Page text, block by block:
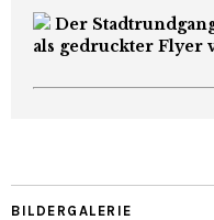
Der
als gedruckter Flyer
BILDERGALERIE